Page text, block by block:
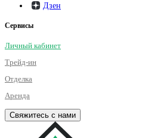
Дзен
Сервисы
Личный кабинет
Трейд-ин
Отделка
Аренда
Свяжитесь с нами